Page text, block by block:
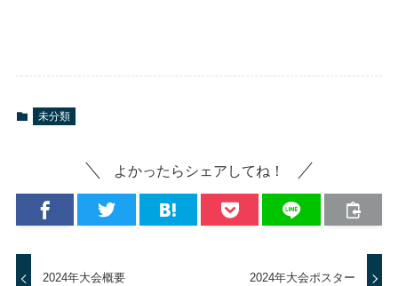
未分類
よかったらシェアしてね！
2024年大会概要 2024年大会ポスター